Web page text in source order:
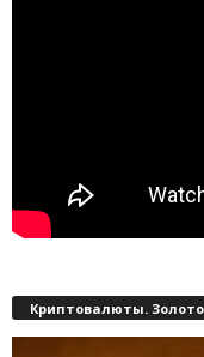
Криптовалюты.